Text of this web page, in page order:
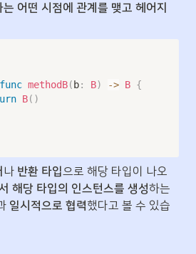
어떤 시점에 관계를 맺고 헤어지
func methodB( b: B) -> B {
B( )
나 반환 타입으로 해당 타입이 나오
해당 타입의 인스턴스를 생성하는
일시적으로 협력했다고 볼 수 있습